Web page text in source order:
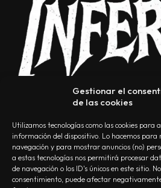
Gestionar el
de las cookies
Utilizamos tecnologías como las cookies para
información del dispositivo. Lo hacemos para
navegación y para mostrar anuncios (no)
a estas tecnologías nos permitirá procesar
de navegación o los ID's únicos en este sitio.
consentimiento, puede afectar
NOSOTROS CONTACTO EDITORIAL